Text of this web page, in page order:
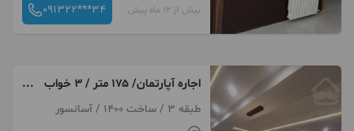
بیش از 12 ماه پیش 091322***34
اجاره آپارتمان/ ۱۷۵ متر / ۳ خواب
/ باغ غدیر
طبقه 3 / ساخت 1400 / آسانسور